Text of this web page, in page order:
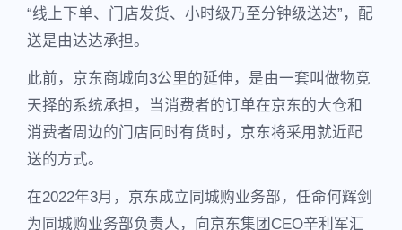
“线上下单、门店发货、小时级乃至分钟级送达”，配
送是由达达承担。
此前，京东商城向3公里的延伸，是由一套叫做物竞
天择的系统承担，当消费者的订单在京东的大仓和
消费者周边的门店同时有货时，京东将采用就近配
送的方式。
在2022年3月，京东成立同城购业务部，任命何辉剑
为同城购业务部负责人，向京东集团CEO辛利军汇